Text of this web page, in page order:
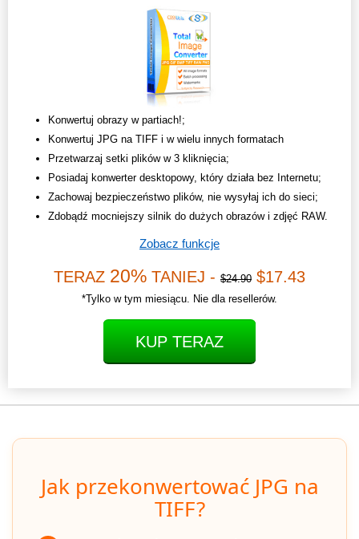
Konwertuj obrazy w partiach!;
Konwertuj JPG na TIFF i w wielu innych formatach
Przetwarzaj setki plików w 3 kliknięcia;
Posiadaj konwerter desktopowy, który działa bez Internetu;
Zachowaj bezpieczeństwo plików, nie wysyłaj ich do sieci;
Zdobądź mocniejszy silnik do dużych obrazów i zdjęć RAW.
Zobacz funkcje
TERAZ 20% TANIEJ - $24.90 $17.43
*Tylko w tym miesiącu. Nie dla resellerów.
KUP TERAZ
Jak przekonwertować JPG na
TIFF?